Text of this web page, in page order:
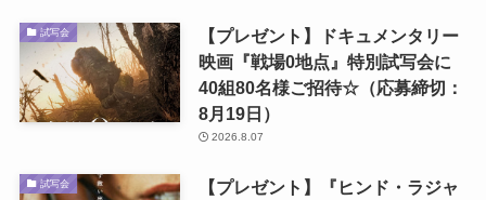
試写会
【プレゼント】ドキュメンタリー
映画『戦場0地点』特別試写会に
40組80名様ご招待☆（応募締切：
8月19日）
2026.8.07
試写会
【プレゼント】『ヒンド・ラジャ